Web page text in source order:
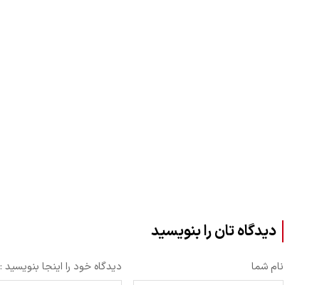
دیدگاه تان را بنویسید
نام شما دیدگاه خود را اینجا بنویسید :